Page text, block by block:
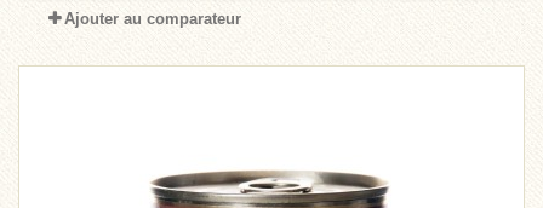
Ajouter au comparateur